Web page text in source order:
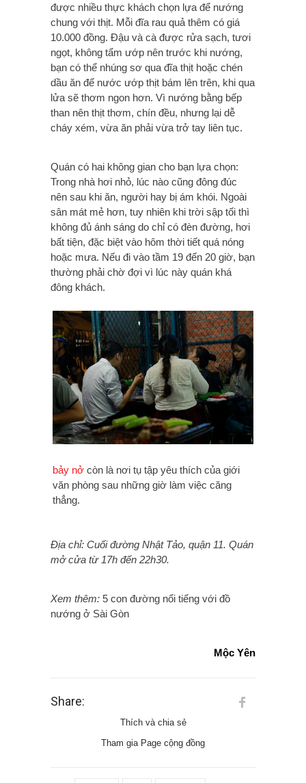
được nhiều thực khách chọn lựa để nướng
chung với thịt. Mỗi đĩa rau quả thêm có giá
10.000 đồng. Đậu và cà được rửa sạch, tươi
ngọt, không tẩm ướp nên trước khi nướng,
bạn có thể nhúng sơ qua đĩa thịt hoặc chén
dầu ăn để nước ướp thịt bám lên trên, khi qua
lửa sẽ thơm ngon hơn. Vì nướng bằng bếp
than nên thịt thơm, chín đều, nhưng lại dễ
cháy xém, vừa ăn phải vừa trở tay liên tục.
Quán có hai không gian cho bạn lựa chọn:
Trong nhà hơi nhỏ, lúc nào cũng đông đúc
nên sau khi ăn, người hay bị ám khói. Ngoài
sân mát mẻ hơn, tuy nhiên khi trời sập tối thì
không đủ ánh sáng do chỉ có đèn đường, hơi
bất tiện, đặc biệt vào hôm thời tiết quá nóng
hoặc mưa. Nếu đi vào tầm 19 đến 20 giờ, bạn
thường phải chờ đợi vì lúc này quán khá
đông khách.
bảy nở còn là nơi tụ tập yêu thích của giới
văn phòng sau những giờ làm việc căng
thẳng.
Địa chỉ: Cuối đường Nhật Tảo, quận 11. Quán
mở cửa từ 17h đến 22h30.
Xem thêm: 5 con đường nổi tiếng với đồ
nướng ở Sài Gòn
Mộc Yên
Share:
Thích và chia sẻ
Tham gia Page cộng đồng